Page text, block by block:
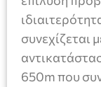
συνεχίζεται
650m που